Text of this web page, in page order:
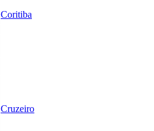
Coritiba
Cruzeiro